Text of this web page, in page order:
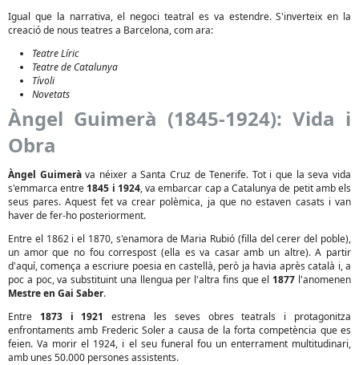
Igual que la narrativa, el negoci teatral es va estendre. S'inverteix en la
creació de nous teatres a Barcelona, com ara:
Teatre Líric
Teatre de Catalunya
Tívoli
Novetats
Àngel Guimerà (1845-1924): Vida i
Obra
Àngel Guimeràva néixer a Santa Cruz de Tenerife. Tot i que la seva vida
s'emmarca entre 1845 i 1924, va embarcar cap a Catalunya de petit amb els
seus pares. Aquest fet va crear polèmica, ja que no estaven casats i van
haver de fer-ho posteriorment.
Entre el 1862 i el 1870, s'enamora de Maria Rubió (filla del cerer del poble),
un amor que no fou correspost (ella es va casar amb un altre). A partir
d'aquí, comença a escriure poesia en castellà, però ja havia après català i, a
poc a poc, va substituint una llengua per l'altra fins que el 1877 l'anomenen
Mestre en Gai Saber.
Entre 1873 i 1921
estrena les seves obres teatrals i protagonitza
enfrontaments amb Frederic Soler a causa de la forta competència que es
feien. Va morir el 1924, i el seu funeral fou un enterrament multitudinari,
amb unes 50.000 persones assistents.